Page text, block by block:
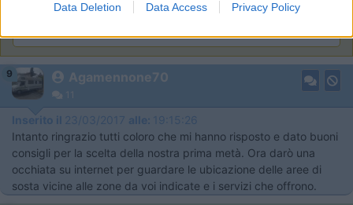
Data Deletion Data Access Privacy Policy
9 Agamennone70
11
Inserito il 23/03/2017 alle: 19:15:26
Intanto ringrazio tutti coloro che mi hanno risposto e dato buoni
consigli per la scelta della nostra prima metà. Ora darò una
occhiata su internet per guardare le ubicazione delle aree di
sosta vicine alle zone da voi indicate e i servizi che offrono.